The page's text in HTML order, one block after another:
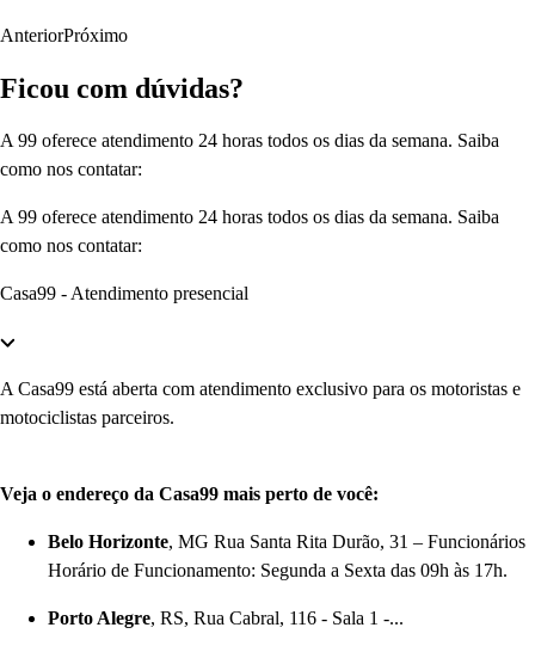
AnteriorPróximo
Ficou com dúvidas?
A 99 oferece atendimento 24 horas todos os dias da semana. Saiba
como nos contatar:
A 99 oferece atendimento 24 horas todos os dias da semana. Saiba
como nos contatar:
Casa99 - Atendimento presencial
A Casa99 está aberta com atendimento exclusivo para os motoristas e
motociclistas parceiros.
Veja o endereço da Casa99 mais perto de você:
Belo Horizonte, MG Rua Santa Rita Durão, 31 – Funcionários
Horário de Funcionamento: Segunda a Sexta das 09h às 17h.
Porto Alegre, RS, Rua Cabral, 116 - Sala 1 -...